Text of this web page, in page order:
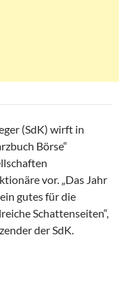
(SdK) wirft in
Börse“
vor. „Das Jahr
gutes für die
Schattenseiten“,
der SdK.